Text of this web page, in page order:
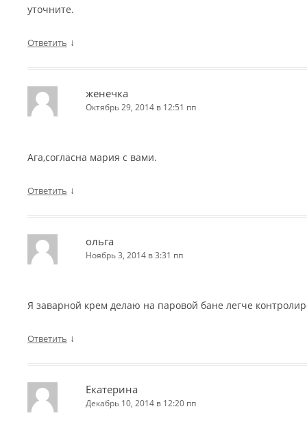
уточните.
Ответить ↓
женечка
Октябрь 29, 2014 в 12:51 пп
Ага,согласна мария с вами.
Ответить ↓
ольга
Ноябрь 3, 2014 в 3:31 пп
Я заварной крем делаю на паровой бане легче
Ответить ↓
Екатерина
Декабрь 10, 2014 в 12:20 пп